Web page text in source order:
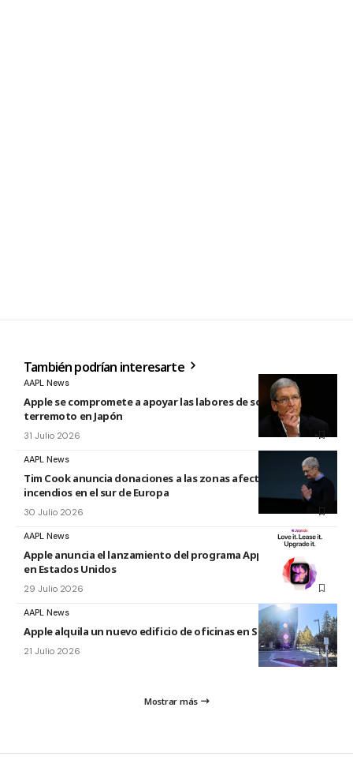
También podrían interesarte
AAPL News
Apple se compromete a apoyar las labores de socorro tras el
terremoto en Japón
31 Julio 2026
AAPL News
Tim Cook anuncia donaciones a las zonas afectadas por los
incendios en el sur de Europa
30 Julio 2026
AAPL News
Apple anuncia el lanzamiento del programa Apple Upgrade
en Estados Unidos
29 Julio 2026
AAPL News
Apple alquila un nuevo edificio de oficinas en Sunnyvale
21 Julio 2026
Mostrar más